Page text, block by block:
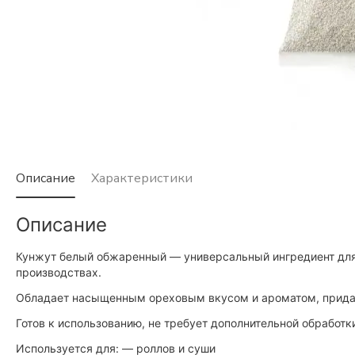
Описание Характеристики
Описание
Кунжут белый обжаренный — универсальный ингредиент
производствах.
Обладает насыщенным ореховым вкусом и ароматом,
Готов к использованию, не требует дополнительной
Используется для: — роллов и суши